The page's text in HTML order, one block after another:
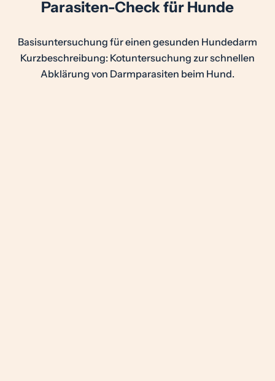
Parasiten-Check für Hunde
Basisuntersuchung für einen gesunden Hundedarm
Kurzbeschreibung: Kotuntersuchung zur schnellen
Abklärung von Darmparasiten beim Hund.